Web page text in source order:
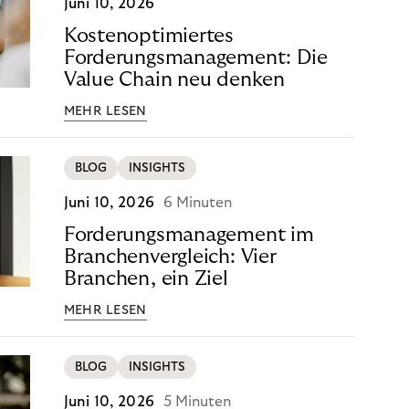
Juni 10, 2026
Kostenoptimiertes
Forderungsmanagement: Die
Value Chain neu denken
MEHR LESEN
BLOG INSIGHTS
Juni 10, 2026 6 Minuten
Forderungsmanagement im
Branchenvergleich: Vier
Branchen, ein Ziel
MEHR LESEN
BLOG INSIGHTS
Juni 10, 2026 5 Minuten